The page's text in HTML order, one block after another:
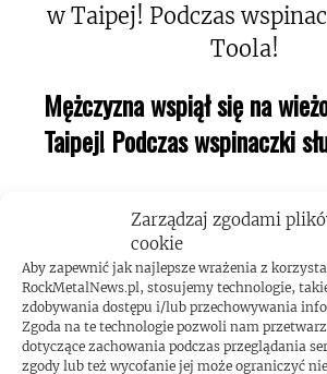
Zarządzaj zgodami
cookie
Aby zapewnić jak najlepsze wrażenia z
RockMetalNews.pl, stosujemy technologie,
zdobywania dostępu i/lub przechowywania
Zgoda na te technologie pozwoli nam
dotyczące zachowania podczas przeglądania
zgody lub też wycofanie jej może ograniczyć
Mężczyzna wspiął się na
Taipej! Podczas wspinaczki
Kerry King o swojej pasji do
pinball!